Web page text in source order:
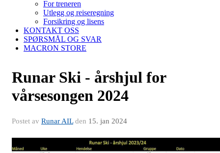
For treneren
Utlegg og reiseregning
Forsikring og lisens
KONTAKT OSS
SPØRSMÅL OG SVAR
MACRON STORE
Runar Ski - årshjul for
vårsesongen 2024
Postet av Runar AILden 15. jan 2024